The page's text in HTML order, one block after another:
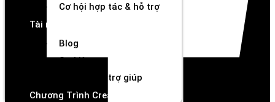
Cơ hội hợp tác & hỗ trợ
Tài nguyên
Blog
Sự kiện
Trung tâm trợ giúp
Chương Trình Creator